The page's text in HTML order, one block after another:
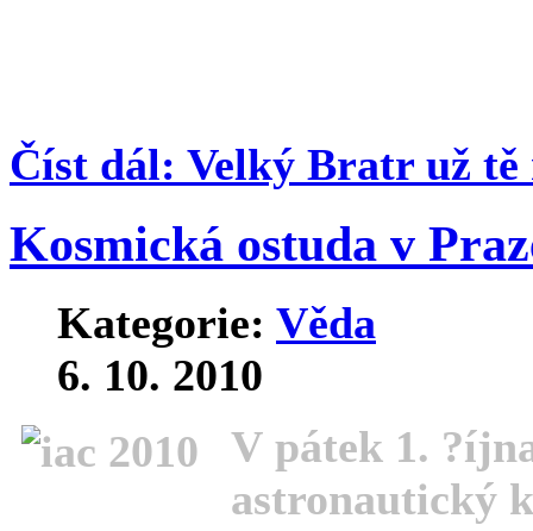
Číst dál: Velký Bratr už tě
Kosmická ostuda v
Kategorie: Věda
6. 10. 2010
V pátek 1.
astronautický